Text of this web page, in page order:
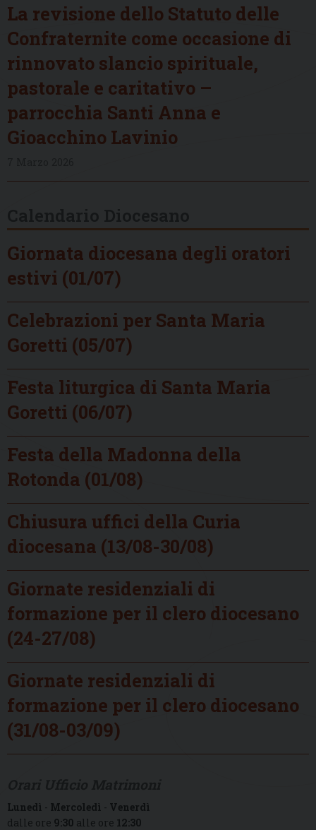
La revisione dello Statuto delle
Confraternite come occasione di
rinnovato slancio spirituale,
pastorale e caritativo –
parrocchia Santi Anna e
Gioacchino Lavinio
Giornata diocesana degli oratori
estivi (01/07)
Celebrazioni per Santa Maria
Goretti (05/07)
Festa liturgica di Santa Maria
Goretti (06/07)
Festa della Madonna della
Rotonda (01/08)
Chiusura uffici della Curia
diocesana (13/08-30/08)
Giornate residenziali di
formazione per il clero diocesano
(24-27/08)
Giornate residenziali di
formazione per il clero diocesano
(31/08-03/09)
Lunedì - Mercoledì - Venerdì
dalle ore 9:30 alle ore 12:30